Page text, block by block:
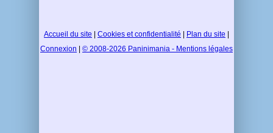
Accueil du site Cookies et confidentialité Plan du site
Connexion
© 2008-2026 Paninimania - Mentions légales